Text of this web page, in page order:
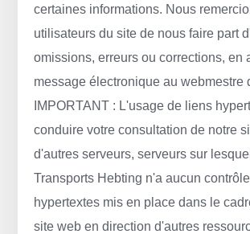
certaines informations. Nous
utilisateurs du site de nous faire part
omissions, erreurs ou corrections, en
message électronique au webmestre
IMPORTANT : L'usage de liens
conduire votre consultation de notre
d'autres serveurs, serveurs sur
Transports Hebting n'a aucun
hypertextes mis en place dans le
site web en direction d'autres